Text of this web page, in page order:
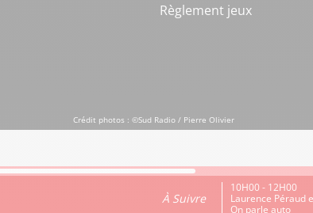
Règlement jeux
Crédit photos : ©Sud Radio / Pierre Olivier
À Suivre
10H00 - 12H00
Laurence Péraud
On parle auto